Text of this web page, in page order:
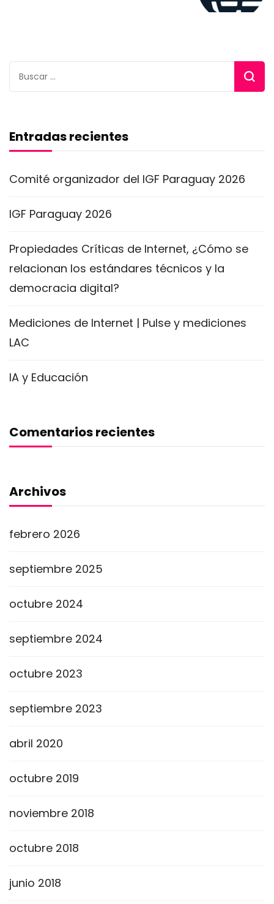
Buscar:
Entradas recientes
Comité organizador del IGF Paraguay 2026
IGF Paraguay 2026
Propiedades Críticas de Internet, ¿Cómo se
relacionan los estándares técnicos y la
democracia digital?
Mediciones de Internet | Pulse y mediciones
LAC
IA y Educación
Comentarios recientes
Archivos
febrero 2026
septiembre 2025
octubre 2024
septiembre 2024
octubre 2023
septiembre 2023
abril 2020
octubre 2019
noviembre 2018
octubre 2018
junio 2018